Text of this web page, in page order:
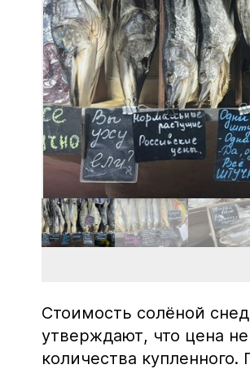
Стоимость солёной
утверждают, что цена
количества